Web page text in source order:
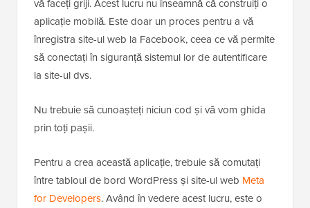
vă faceți griji. Acest lucru nu înseamnă că construiți o
aplicație mobilă. Este doar un proces pentru a vă
înregistra site-ul web la Facebook, ceea ce vă permite
să conectați în siguranță sistemul lor de autentificare
la site-ul dvs.
Nu trebuie să cunoașteți niciun cod și vă vom ghida
prin toți pașii.
Pentru a crea această aplicație, trebuie să comutați
între tabloul de bord WordPress și site-ul web Meta
for Developers. Având în vedere acest lucru, este o